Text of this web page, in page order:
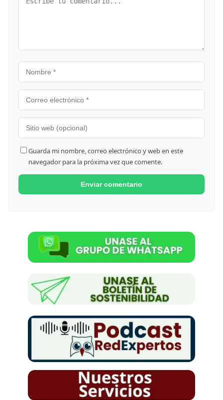
Guarda mi nombre, correo electrónico y web en este
navegador para la próxima vez que comente.